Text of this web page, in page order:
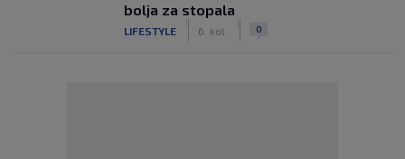
bolja za stopala
LIFESTYLE 6. kol. 0